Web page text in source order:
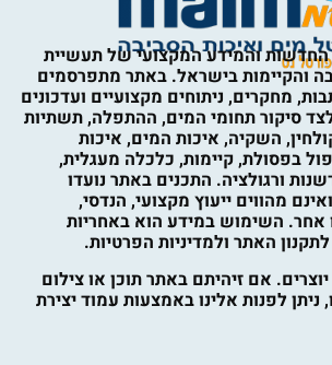
החדשות והמידע המקצועי של תעשיית
והקיימות בישראל. באתר מתפרסמים
מחקרים, ניתוחים מקצועיים ועדכונים
סיקור תחומי המים, ההתפלה, תשתיות
השקיה, איכות המים, איכות
בפסולת, קיימות, כלכלה מעגלית,
ורגולציה. התכנים באתר נועדו
מהווים ייעוץ מקצועי, הנדסי,
אחר. השימוש במידע הוא באחריות
האתר ולמדיניות הפרטיות.
אם זיהיתם באתר תוכן או צילום
ניתן לפנות אלינו באמצעות עמוד יצירת